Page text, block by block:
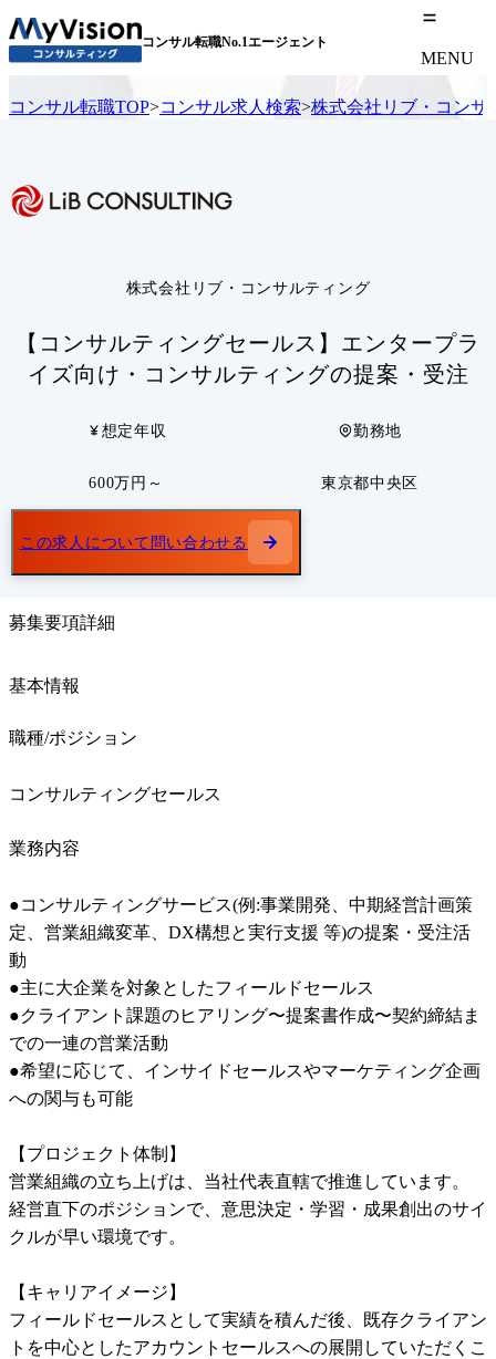
コンサル転職No.1エージェント
MENU
コンサル転職TOP>コンサル求人検索>株式会社リブ・コンサ
株式会社リブ・コンサルティング
【コンサルティングセールス】エンタープラ
イズ向け・コンサルティングの提案・受注
想定年収
600万円～
勤務地
東京都中央区
この求人について問い合わせる
募集要項詳細
基本情報
職種/ポジション
コンサルティングセールス
業務内容
●コンサルティングサービス(例:事業開発、中期経営計画策
定、営業組織変革、DX構想と実行支援 等)の提案・受注活
動
●主に大企業を対象としたフィールドセールス
●クライアント課題のヒアリング〜提案書作成〜契約締結ま
での一連の営業活動
●希望に応じて、インサイドセールスやマーケティング企画
への関与も可能
【プロジェクト体制】
営業組織の立ち上げは、当社代表直轄で推進しています。
経営直下のポジションで、意思決定・学習・成果創出のサイ
クルが早い環境です。
【キャリアイメージ】
フィールドセールスとして実績を積んだ後、既存クライアン
トを中心としたアカウントセールスへの展開していただくこ